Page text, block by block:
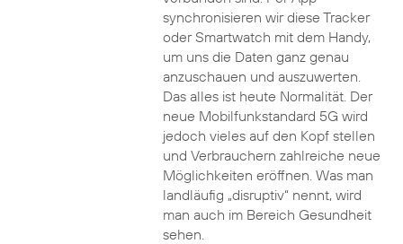
synchronisieren wir diese Tracker
oder Smartwatch mit dem Handy,
um uns die Daten ganz genau
anzuschauen und auszuwerten.
Das alles ist heute Normalität. Der
neue Mobilfunkstandard 5G wird
jedoch vieles auf den Kopf stellen
und Verbrauchern zahlreiche neue
Möglichkeiten eröffnen. Was man
landläufig „disruptiv“ nennt, wird
man auch im Bereich Gesundheit
sehen.